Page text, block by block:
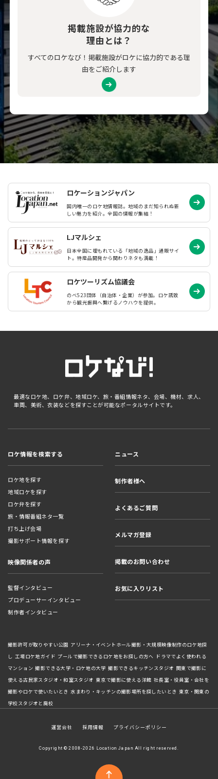
掲載施設が協力的な
理由とは？
すべてのロケなび！掲載施設がロケに協力的である理
由をご紹介します
ロケーションジャパン
国内唯一のロケ地情報誌。地域のまだ知られぬ新
しい魅力を紹介。全国の情報が集結！
LJマルシェ
日本全国に埋もれている「地域の逸品」通販サイ
ト。特産品開発から関わりネタも満載！
ロケツーリズム協議会
のべ523団体（自治体・企業）が参加。ロケ誘致
から観光振興へ繋げるノウハウを提供。
最適なロケ地、ロケ弁、地域ロケ、旅・番組情報ネタ、会場、機材、求人、
車両、美術、衣装などを探すことが可能なポータルサイトです。
ロケ情報を検索する
ロケ地を探す
地域ロケを探す
ロケ弁を探す
旅・情報番組ネタ一覧
打ち上げ会場
撮影サポート情報を探す
映像関係者の声
監督インタビュー
プロデューサーインタビュー
制作者インタビュー
ニュース
制作者様へ
よくあるご質問
メルマガ登録
掲載のお問い合わせ
お気に入りリスト
撮影許可が取りやすい公園 アリーナ・イベントホール撮影・大規模映像制作のロケ地探
し 工場ロケ地ガイド プールで撮影できるロケ地をお探しの方へ ドラマでよく使われる
マンション 撮影できる大学・ロケ地の大学 撮影できるキッチンスタジオ 関東で撮影に
使える古民家スタジオ・和室スタジオ 東京で撮影に使える洋館 社長室・役員室・会社を
撮影やロケで使いたいとき 水まわり・キッチンの撮影場所を探したいとき 東京・関東の
学校スタジオと廃校
運営会社 採用情報 プライバシーポリシー
Copyright © 2008-2026 Location Japan All right reserved.